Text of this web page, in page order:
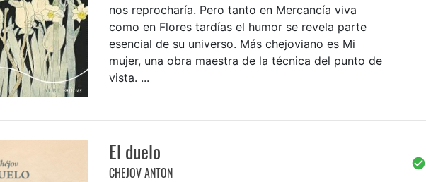
nos reprocharía. Pero tanto en Mercancía viva
como en Flores tardías el humor se revela parte
esencial de su universo. Más chejoviano es Mi
mujer, una obra maestra de la técnica del punto de
vista. ...
El duelo
CHEJOV ANTON